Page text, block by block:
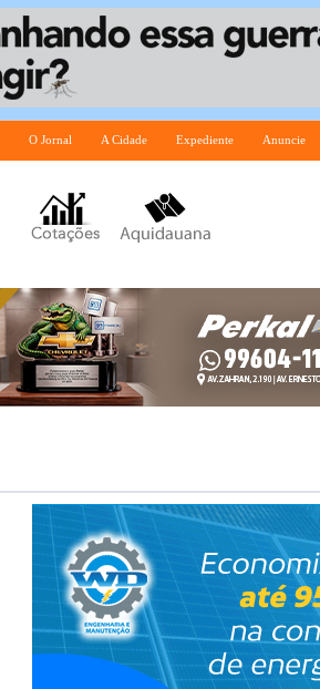
O Jornal A Cidade Expediente Anuncie